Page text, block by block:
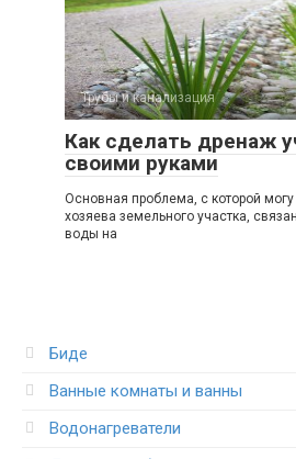
Трубы и канализация
Как сделать дренаж
своими руками
Основная проблема, с которой могу
хозяева земельного участка,
воды на
Биде
Ванные комнаты и ванны
Водонагреватели